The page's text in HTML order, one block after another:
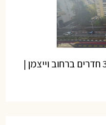
דירה להשכרה בכפר סבא 3 חדרים ברחוב וייצמן |